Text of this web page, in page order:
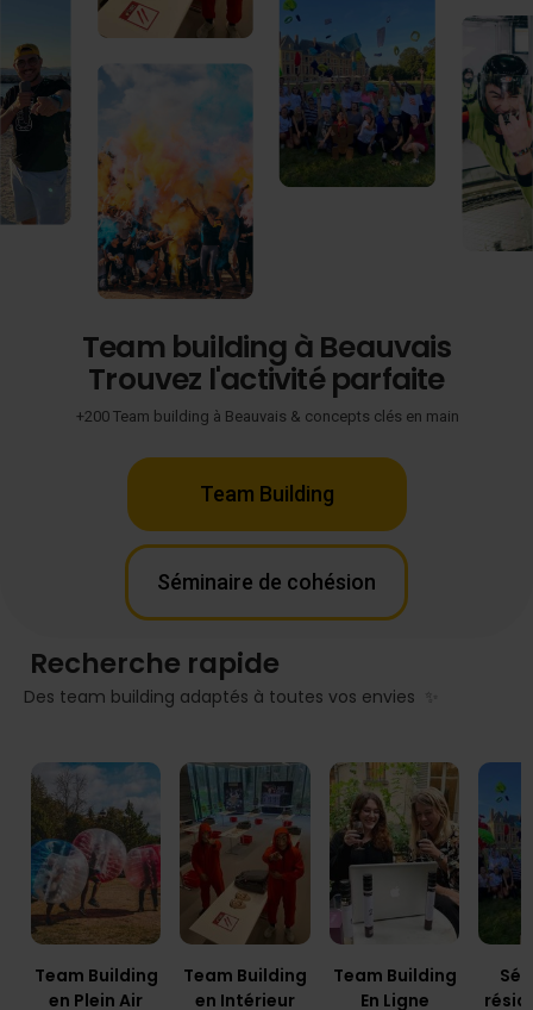
Team building à Beauvais
Trouvez l'activité parfaite
+200 Team building à Beauvais & concepts clés en main
Team Building
Séminaire de cohésion
Recherche rapide
Des team building adaptés à toutes vos envies ✨
Team Building
en Plein Air
Team Building
en Intérieur
Team Building
En Ligne